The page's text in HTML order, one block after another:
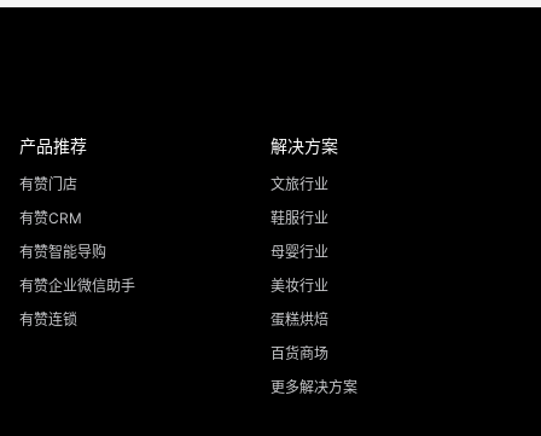
产品推荐
有赞门店
有赞CRM
有赞智能导购
有赞企业微信助手
有赞连锁
解决方案
文旅行业
鞋服行业
母婴行业
美妆行业
蛋糕烘焙
百货商场
更多解决方案